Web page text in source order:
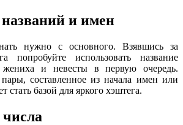
и имен
нужно с основного. Взявшись за
попробуйте использовать название
и невесты в первую очередь.
составленное из начала имен или
базой для яркого хэштега.